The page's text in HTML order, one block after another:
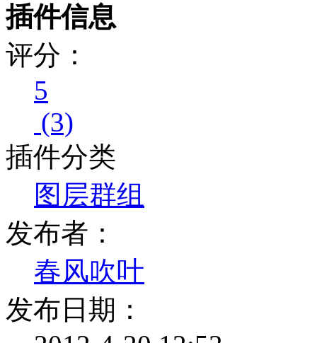
插件信息
评分：
5
(3)
插件分类
图层群组
发布者：
春风吹叶
发布日期：